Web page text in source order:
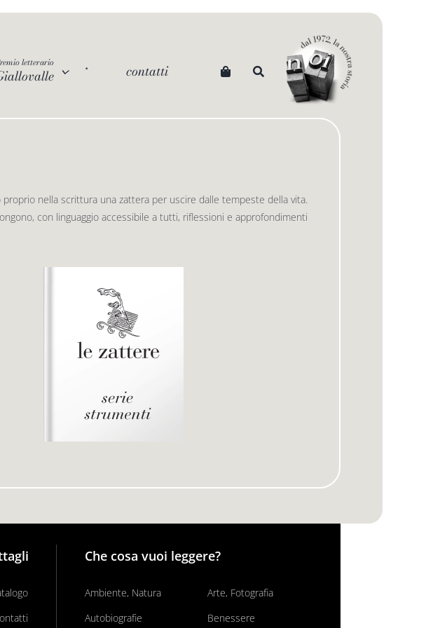
letterario contatti
nella scrittura una zattera per uscire dalle tempeste della vita.
con linguaggio accessibile a tutti, riflessioni e approfondimenti
Che cosa vuoi leggere?
Ambiente, Natura
Arte, Fotografia
Autobiografie
Benessere